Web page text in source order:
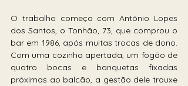
O trabalho começa com Antônio Lopes
dos Santos, o Tonhão, 73, que comprou o
bar em 1986, após muitas trocas de dono.
Com uma cozinha apertada, um fogão de
quatro bocas e banquetas fixadas
próximas ao balcão, a gestão dele trouxe